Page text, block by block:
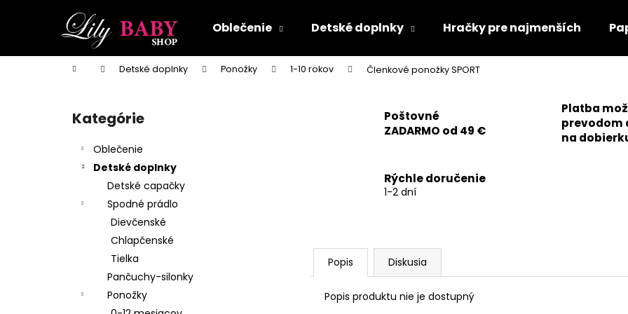
Oblečenie Detské doplnky Hračky pre najmenších
Domov Detské doplnky Ponožky 1-10 rokov Členkové ponožky SPORT
Preskočiť
kategórie
Kategórie
Oblečenie
Detské doplnky
Detské capačky
Spodné prádlo
Dievčenské
Chlapčenské
Tielka
Pančuchy-silonky
Ponožky
Poštovné
ZADARMO od 49 €
Platba
prevodom
na
Rýchle doručenie
1-2 dní
Popis Diskusia
Popis produktu nie je dostupný
í
Späť
do
Späť
do
Čo potrebujete nájsť?
Odporúčame